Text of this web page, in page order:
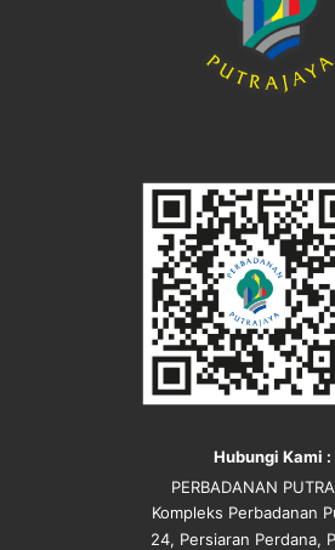
Hubungi Kami :
PERBADANAN
Kompleks Perbadanan
24, Persiaran Perdana,